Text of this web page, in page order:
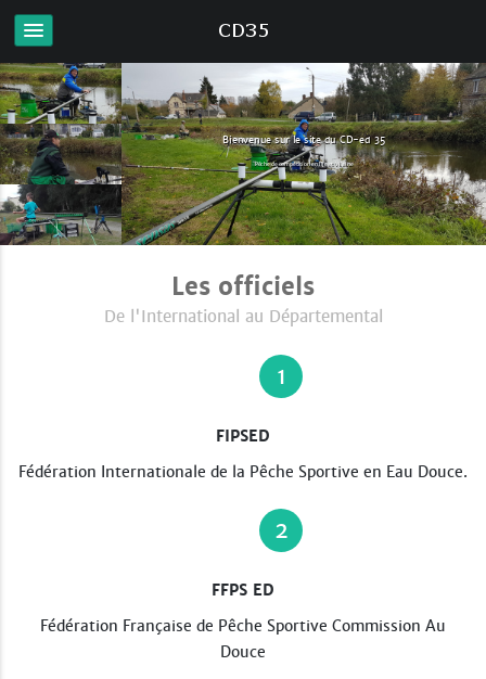
Bienvenue sur le site du CD-ed 35
Pêche de compétition en Ille et Vilaine
Les officiels
De l'International au Départemental
1
FIPSED
Fédération Internationale de la Pêche Sportive en Eau Douce.
2
FFPS ED
Fédération Française de Pêche Sportive Commission Au
Douce